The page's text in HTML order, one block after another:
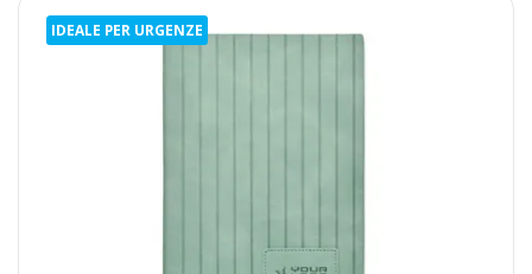
IDEALE PER URGENZE